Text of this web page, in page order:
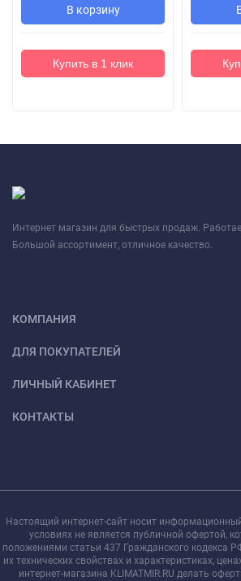
В корзину
Купить в 1 клик
Интернет магазин для быстрых продаж.
Большой ассортимент, отличное качество.
КОМПАНИЯ
ДЛЯ ПОКУПАТЕЛЕЙ
ЛИЧНЫЙ КАБИНЕТ
КОНТАКТЫ
Настоящий интернет-сайт носит
условиях не является публичной офертой,
положениями статьи 437 Гражданского кодекса
их технических свойствах и характеристиках,
интернет-магазина KLIMATMIR.RU делать